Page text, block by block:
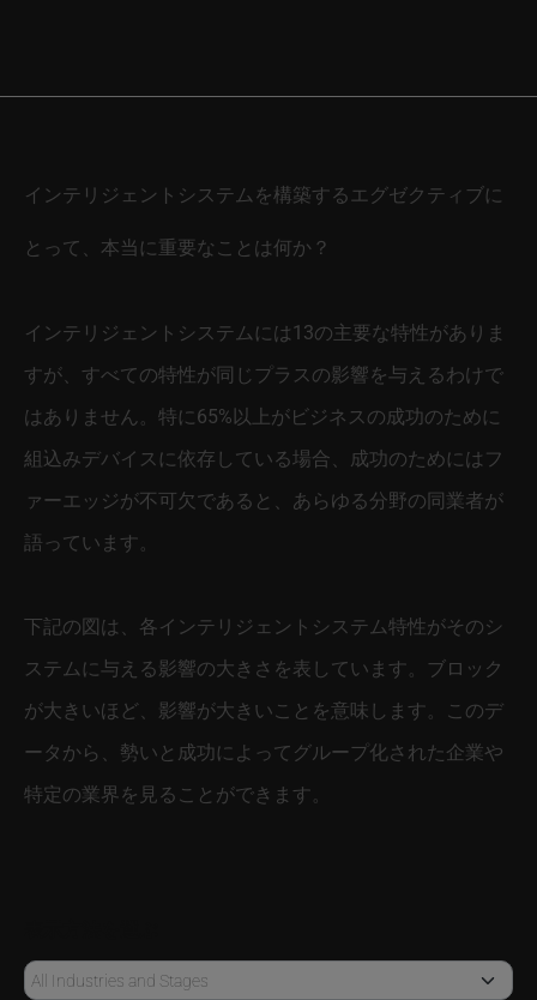
インテリジェントシステムを構築するエグゼクティブに
とって、本当に重要なことは何か？
インテリジェントシステムには13の主要な特性がありま
すが、すべての特性が同じプラスの影響を与えるわけで
はありません。特に65%以上がビジネスの成功のために
組込みデバイスに依存している場合、成功のためにはフ
ァーエッジが不可欠であると、あらゆる分野の同業者が
語っています。
下記の図は、各インテリジェントシステム特性がそのシ
ステムに与える影響の大きさを表しています。ブロック
が大きいほど、影響が大きいことを意味します。このデ
ータから、勢いと成功によってグループ化された企業や
特定の業界を見ることができます。